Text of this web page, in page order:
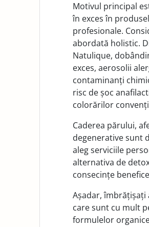
Motivul principal
în exces în
profesionale.
abordată holistic.
Natulique,
exces, aerosolii
contaminanți
risc de șoc
colorărilor
Caderea părului,
degenerative sunt
aleg serviciile
alternativa de
consecințe
Așadar, îmbrățișați
care sunt cu mult
formulelor